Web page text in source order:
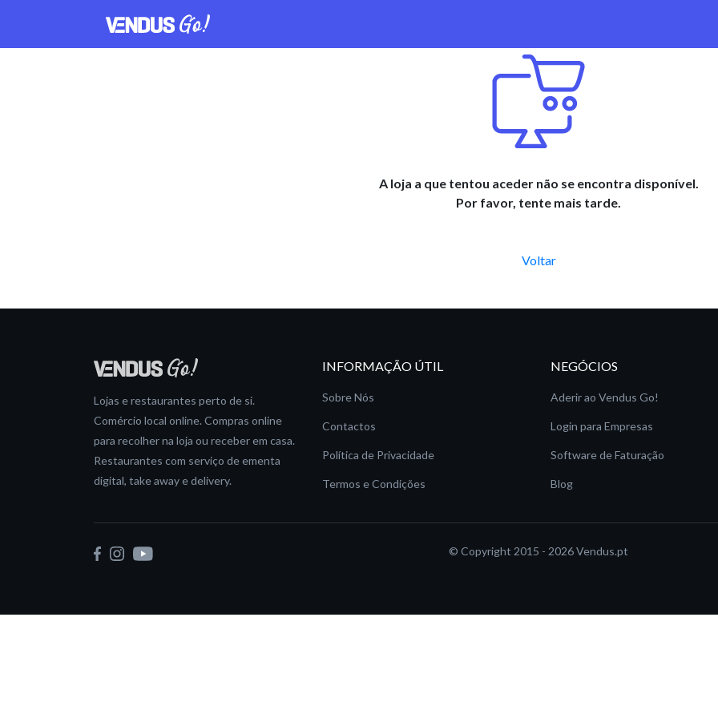
A loja a que tentou aceder não se encontra disponível.
Por favor, tente mais tarde.
Voltar
Lojas e restaurantes perto de si.
Comércio local online. Compras online
para recolher na loja ou receber em casa.
Restaurantes com serviço de ementa
digital, take away e delivery.
INFORMAÇÃO ÚTIL
Sobre Nós
Contactos
Política de Privacidade
Termos e Condições
NEGÓCIOS
Aderir ao Vendus Go!
Login para Empresas
Software de Faturação
Blog
© Copyright 2015 - 2026Vendus.pt